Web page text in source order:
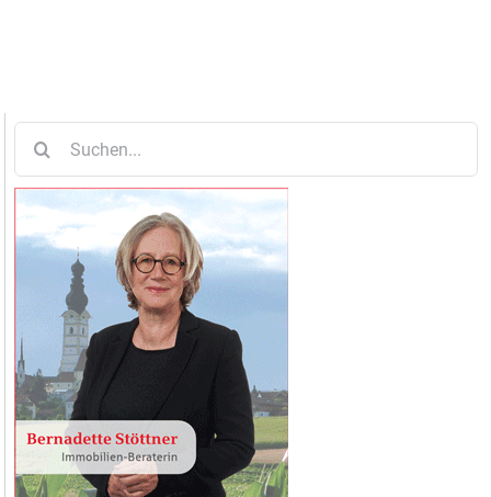
nach: